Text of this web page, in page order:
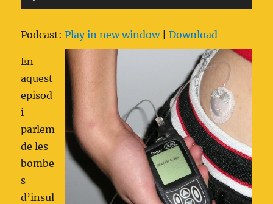
d'àudio
Podcast:Play in new window|Download
En
aquest
episod
i
parlem
de les
bombe
s
d’insul